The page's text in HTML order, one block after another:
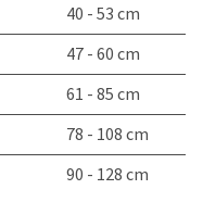
40 - 53 cm
47 - 60 cm
61 - 85 cm
78 - 108 cm
90 - 128 cm